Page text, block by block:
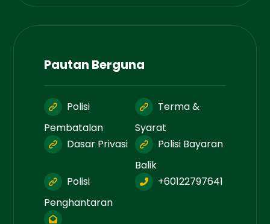
Pautan Berguna
Polisi
Pembatalan
Terma &
Syarat
Dasar Privasi
Polisi Bayaran
Balik
Polisi
Penghantaran
+60122797641